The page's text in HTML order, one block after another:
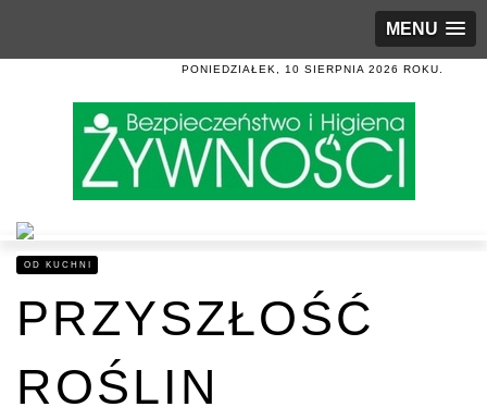
MENU
PONIEDZIAŁEK, 10 SIERPNIA 2026 ROKU.
OD KUCHNI
PRZYSZŁOŚĆ
ROŚLIN